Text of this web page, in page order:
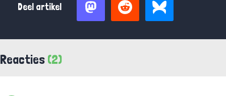
Deel artikel
Reacties (2)